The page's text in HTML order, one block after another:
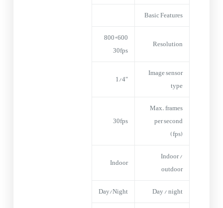
Basic Features
Resolution
600*800
30fps
Image sensor
type
1/4″
Max. frames
per second
(fps)
30fps
Indoor /
outdoor
Indoor
Day / night
Day/Night